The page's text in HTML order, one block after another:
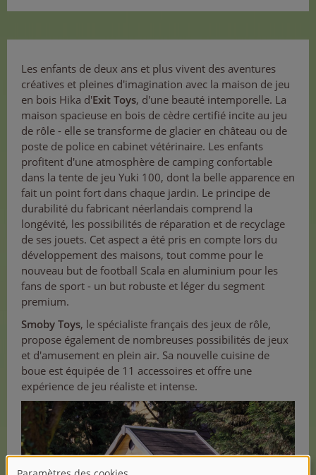
Les enfants de deux ans et plus vivent des aventures
créatives et pleines d'imagination avec la maison de jeu
en bois Hika d'Exit Toys, d'une beauté intemporelle. La
maison spacieuse en bois de cèdre certifié incite au jeu
de rôle - elle se transforme de glacier en château ou de
poste de police en cabinet vétérinaire. Les enfants
profitent d'une atmosphère de camping confortable
dans la tente de jeu Yuki 100, dont la belle apparence en
fait un point fort dans chaque jardin. Le principe de
durabilité du fabricant néerlandais comprend la
longévité, les possibilités de réparation et de recyclage
de ses jouets. Cet aspect a été pris en compte lors du
développement des maisons, tout comme pour le
nouveau but de football Scala en aluminium pour les
fans de sport - un but robuste et léger du segment
premium.
Smoby Toys, le spécialiste français des jeux de rôle,
propose également de nombreuses possibilités de jeux
et d'amusement en plein air. Sa nouvelle cuisine de
boue est équipée de 11 accessoires et offre une
expérience de jeu réaliste et intense.